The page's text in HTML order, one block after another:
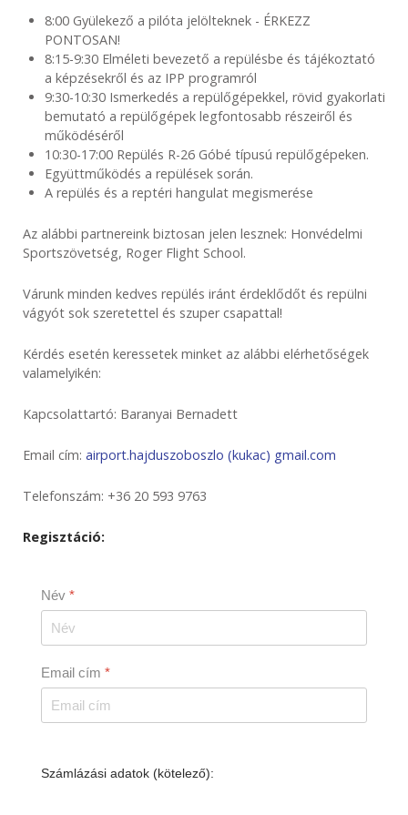
8:00 Gyülekező a pilóta jelölteknek - ÉRKEZZ
PONTOSAN!
8:15-9:30 Elméleti bevezető a repülésbe és tájékoztató
a képzésekről és az IPP programról
9:30-10:30 Ismerkedés a repülőgépekkel, rövid gyakorlati
bemutató a repülőgépek legfontosabb részeiről és
működéséről
10:30-17:00 Repülés R-26 Góbé típusú repülőgépeken.
Együttműködés a repülések során.
A repülés és a reptéri hangulat megismerése
Az alábbi partnereink biztosan jelen lesznek: Honvédelmi
Sportszövetség, Roger Flight School.
Várunk minden kedves repülés iránt érdeklődőt és repülni
vágyót sok szeretettel és szuper csapattal!
Kérdés esetén keressetek minket az alábbi elérhetőségek
valamelyikén:
Kapcsolattartó: Baranyai Bernadett
Email cím: airport.hajduszoboszlo (kukac) gmail.com
Telefonszám: +36 20 593 9763
Regisztáció:
Név *
Email cím *
Számlázási adatok (kötelező):